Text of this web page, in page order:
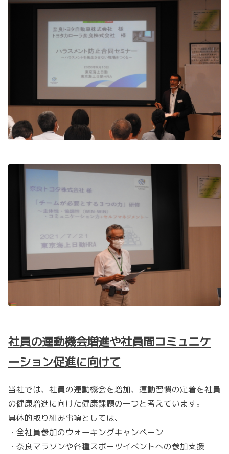
社員の運動機会増進や社員間コミュニケ
ーション促進に向けて
当社では、社員の運動機会を増加、運動習慣の定着を社員
の健康増進に向けた健康課題の一つと考えています。
具体的取り組み事項としては、
・全社員参加のウォーキングキャンペーン
・奈良マラソンや各種スポーツイベントへの参加支援